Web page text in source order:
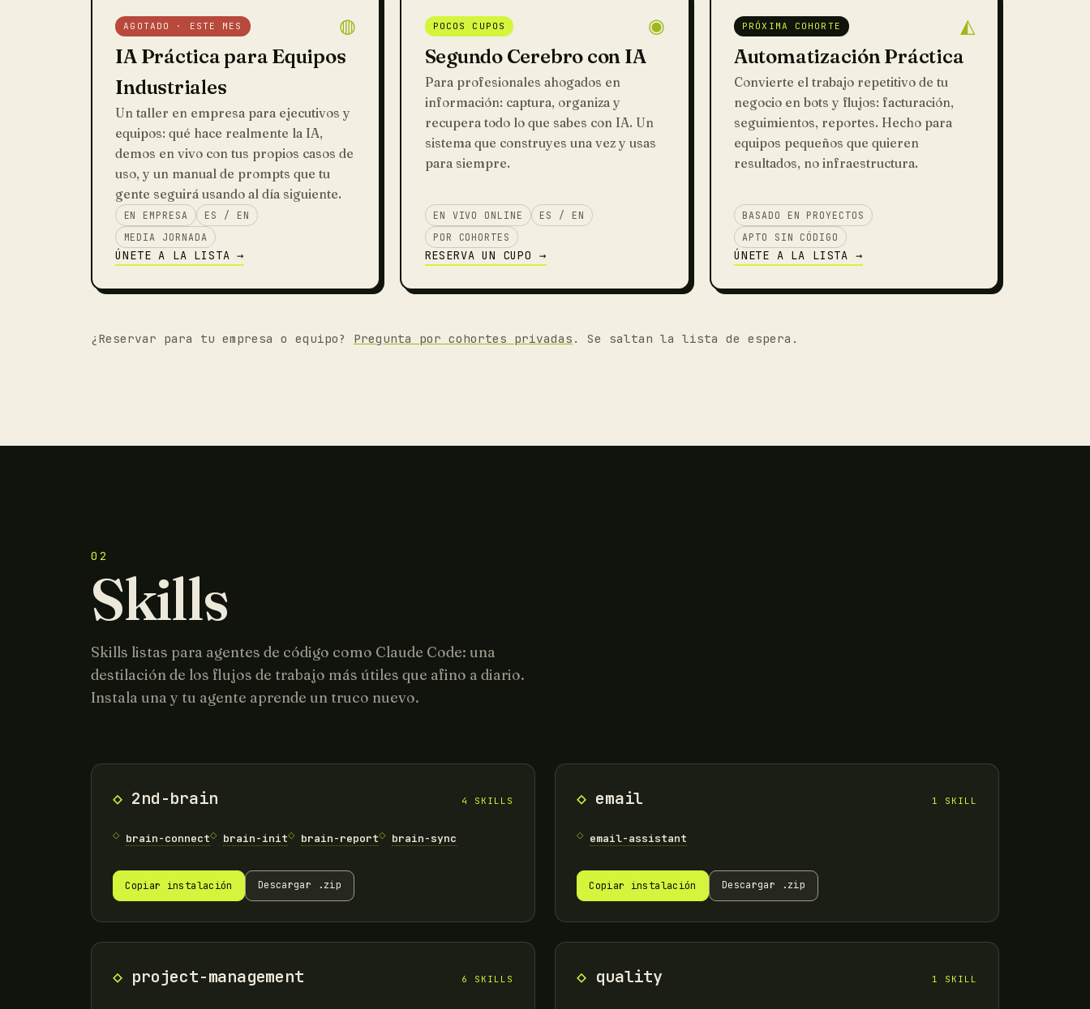
AGOTADO · ESTE MES
◍
IA Práctica para Equipos
Industriales
Un taller en empresa para ejecutivos y
equipos: qué hace realmente la IA,
demos en vivo con tus propios casos de
uso, y un manual de prompts que tu
gente seguirá usando al día siguiente.
EN EMPRESA
ES / EN
MEDIA JORNADA
ÚNETE A LA LISTA →
POCOS CUPOS
◉
Segundo Cerebro con IA
Para profesionales ahogados en
información: captura, organiza y
recupera todo lo que sabes con IA. Un
sistema que construyes una vez y usas
para siempre.
EN VIVO ONLINE
ES / EN
POR COHORTES
RESERVA UN CUPO →
PRÓXIMA COHORTE
◭
Automatización Práctica
Convierte el trabajo repetitivo de tu
negocio en bots y flujos: facturación,
seguimientos, reportes. Hecho para
equipos pequeños que quieren
resultados, no infraestructura.
BASADO EN PROYECTOS
APTO SIN CÓDIGO
ÚNETE A LA LISTA →
¿Reservar para tu empresa o equipo? Pregunta por cohortes privadas . Se saltan la lista de espera.
02
Skills
Skills listas para agentes de código como Claude Code: una
destilación de los flujos de trabajo más útiles que afino a diario.
Instala una y tu agente aprende un truco nuevo.
2nd-brain 4 SKILLS
brain-connect brain-init brain-report brain-sync
Copiar instalación Descargar .zip
email 1 SKILL
email-assistant
Copiar instalación Descargar .zip
project-management 6 SKILLS quality 1 SKILL